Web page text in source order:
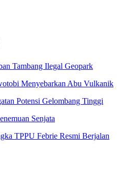
Tambang Ilegal Geopark
Menyebarkan Abu Vulkanik
Potensi Gelombang Tinggi
Senjata
TPPU Febrie Resmi Berjalan